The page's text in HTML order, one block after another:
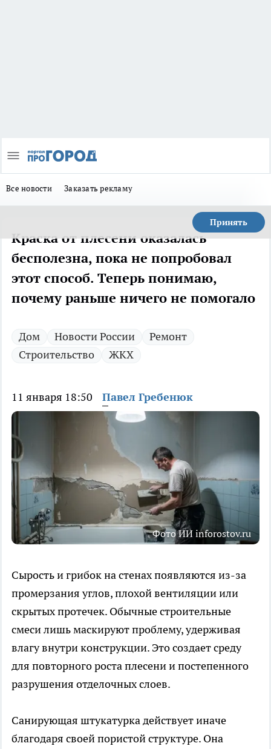
Все новости Заказать рекламу
Принять
Краска от плесени оказалась
бесполезна, пока не попробовал
этот способ. Теперь понимаю,
почему раньше ничего не помогало
Дом Новости России
Ремонт
Строительство
ЖКХ
11 января 18:50 Павел Гребенюк
Фото ИИ inforostov.ru
Сырость и грибок на стенах появляются из-за
промерзания углов, плохой вентиляции или
скрытых протечек. Обычные строительные
смеси лишь маскируют проблему, удерживая
влагу внутри конструкции. Это создает среду
для повторного роста плесени и постепенного
разрушения отделочных слоев.
Санирующая штукатурка действует иначе
благодаря своей пористой структуре. Она